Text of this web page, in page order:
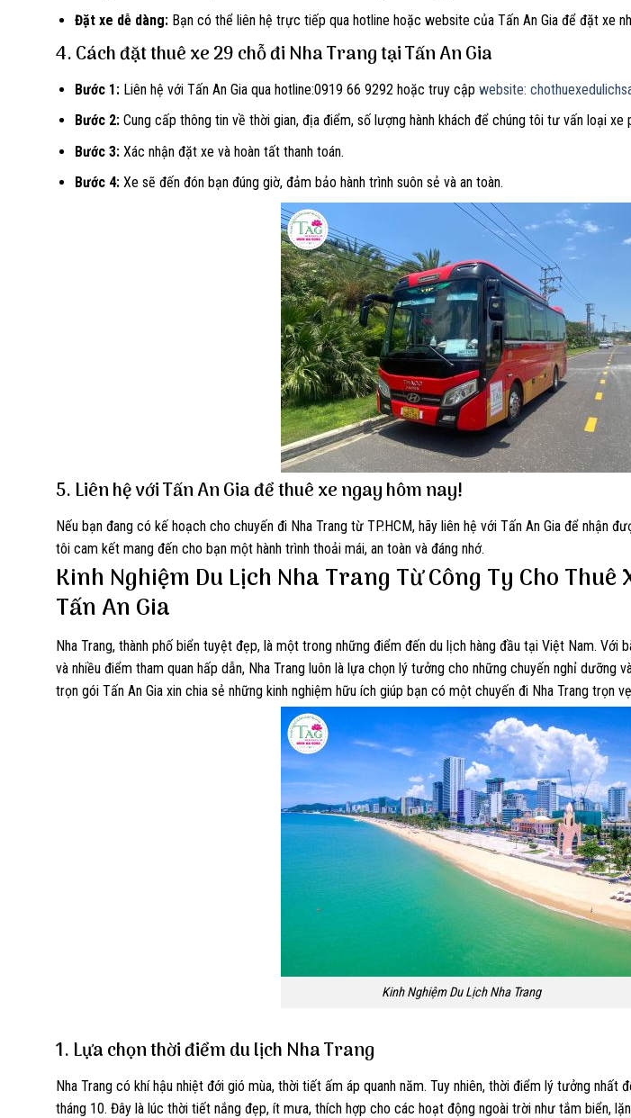
Đặt xe dễ dàng:Bạn có thể liên hệ trực tiếp qua hotline hoặc website của Tấn An Gia để đặt xe
4. Cách đặt thuê xe 29 chỗ đi Nha Trang tại Tấn An Gia
Bước 1:Liên hệ với Tấn An Gia qua hotline:0919 66 9292 hoặc truy cập website:
Bước 2:Cung cấp thông tin về thời gian, địa điểm, số lượng hành khách để chúng tôi tư vấn loại xe
Bước 3:Xác nhận đặt xe và hoàn tất thanh toán.
Bước 4:Xe sẽ đến đón bạn đúng giờ, đảm bảo hành trình suôn sẻ và an toàn.
5. Liên hệ với Tấn An Gia để thuê xe ngay hôm nay!
Nếu bạn đang có kế hoạch cho chuyến đi Nha Trang từ TP.HCM, hãy liên hệ với Tấn An Gia để nhận
tôi cam kết mang đến cho bạn một hành trình thoải mái, an toàn và đáng nhớ.
Kinh Nghiệm Du Lịch Nha Trang Từ Công Ty Cho Thuê
Tấn An Gia
Nha Trang, thành phố biển tuyệt đẹp, là một trong những điểm đến du lịch hàng đầu tại Việt Nam. Với
và nhiều điểm tham quan hấp dẫn, Nha Trang luôn là lựa chọn lý tưởng cho những chuyến nghỉ dưỡng
trọn gói Tấn An Gia xin chia sẻ những kinh nghiệm hữu ích giúp bạn có một chuyến đi Nha Trang trọn
Kinh Nghiệm Du Lịch Nha Trang
1. Lựa chọn thời điểm du lịch Nha Trang
Nha Trang có khí hậu nhiệt đới gió mùa, thời tiết ấm áp quanh năm. Tuy nhiên, thời điểm lý tưởng nhất
tháng 10. Đây là lúc thời tiết nắng đẹp, ít mưa, thích hợp cho các hoạt động ngoài trời như tắm biển,